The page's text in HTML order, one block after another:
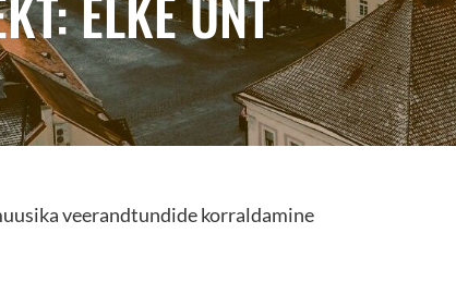
veerandtundide korraldamine